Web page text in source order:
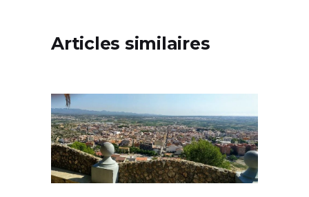
Articles similaires